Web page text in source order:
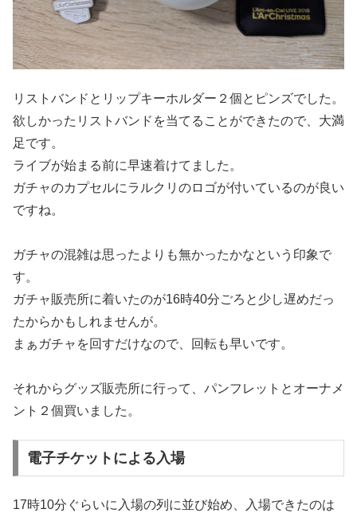
リストバンドとリップキーホルダー２個とピンズでした。
欲しかったリストバンドを当てることができたので、大満
足です。
ライブが始まる前に早速着けてました。
ガチャのカプセルにラルクリのロゴが付いているのが良い
ですね。
ガチャの混雑は思ったよりも無かったかなという印象で
す。
ガチャ販売所に着いたのが16時40分ごろと少し遅めだっ
たからかもしれませんが。
まぁガチャを回すだけなので、回転も早いです。
それからグッズ販売所に行って、パンフレットとオーナメ
ント２個買いました。
電子チケットによる入場
17時10分ぐらいに入場の列に並び始め、入場できたのは